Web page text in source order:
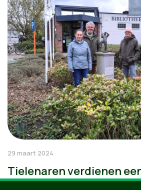
29 maart 2024
Tielenaren verdienen